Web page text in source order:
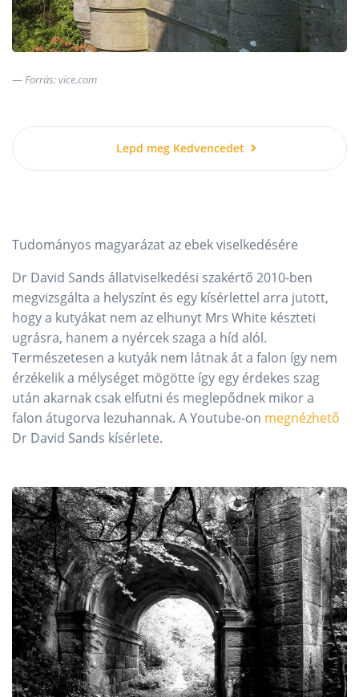
Forrás: vice.com
Lepd meg Kedvencedet
Tudományos magyarázat az ebek viselkedésére
Dr David Sands állatviselkedési szakértő 2010-ben
megvizsgálta a helyszínt és egy kísérlettel arra jutott,
hogy a kutyákat nem az elhunyt Mrs White készteti
ugrásra, hanem a nyércek szaga a híd alól.
Természetesen a kutyák nem látnak át a falon így nem
érzékelik a mélységet mögötte így egy érdekes szag
után akarnak csak elfutni és meglepődnek mikor a
falon átugorva lezuhannak. A Youtube-on megnézhető
Dr David Sands kísérlete.